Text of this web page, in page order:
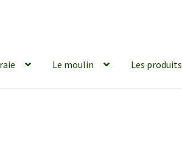
Le moulin Les produits